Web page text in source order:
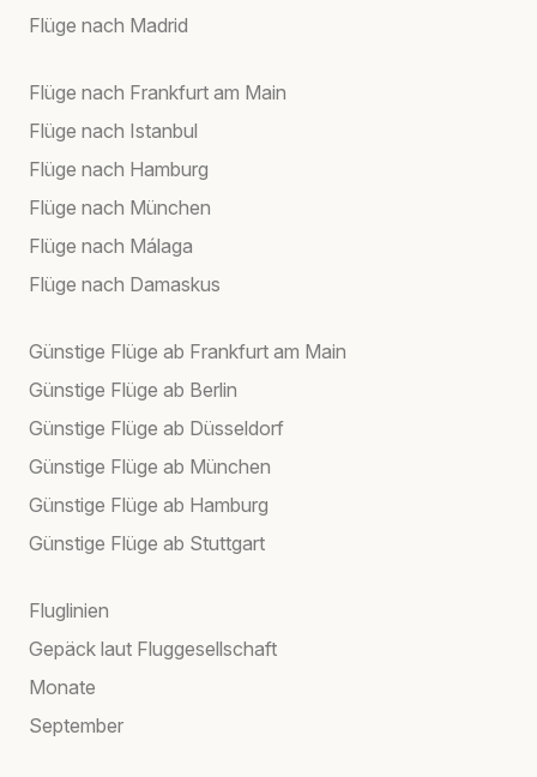
Flüge nach Madrid
Flüge nach Frankfurt am Main
Flüge nach Istanbul
Flüge nach Hamburg
Flüge nach München
Flüge nach Málaga
Flüge nach Damaskus
Günstige Flüge ab Frankfurt am Main
Günstige Flüge ab Berlin
Günstige Flüge ab Düsseldorf
Günstige Flüge ab München
Günstige Flüge ab Hamburg
Günstige Flüge ab Stuttgart
Fluglinien
Gepäck laut Fluggesellschaft
Monate
September